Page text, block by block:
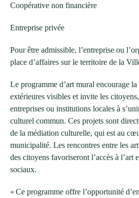
Coopérative non financière
Entreprise privée
Pour être admissible, l’entreprise ou
place d’affaires sur le territoire de la
Le programme d’art mural encourage
extérieures visibles et invite les
entreprises ou institutions locales à
culturel commun. Ces projets sont
de la médiation culturelle, qui est au
municipalité. Les rencontres entre les
des citoyens favoriseront l’accès à l’art
sociaux.
« Ce programme offre l’opportunité